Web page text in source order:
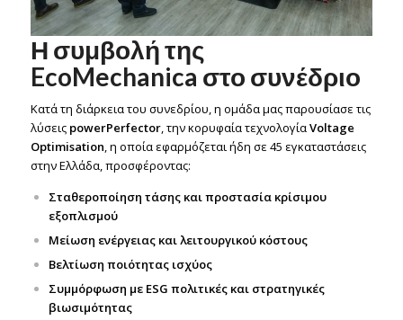
Η συμβολή της
EcoMechanica στο συνέδριο
Κατά τη διάρκεια του συνεδρίου, η ομάδα μας παρουσίασε τις
λύσεις powerPerfector, την κορυφαία τεχνολογίαVoltage
Optimisation, η οποία εφαρμόζεται ήδη σε 45 εγκαταστάσεις
στην Ελλάδα, προσφέροντας:
Σταθεροποίηση τάσης και προστασία κρίσιμου
εξοπλισμού
Μείωση ενέργειας και λειτουργικού κόστους
Βελτίωση ποιότητας ισχύος
Συμμόρφωση με ESG πολιτικές και στρατηγικές
βιωσιμότητας